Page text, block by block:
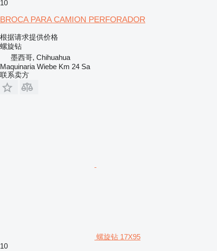
10
BROCA PARA CAMION PERFORADOR
根据请求提供价格
螺旋钻
墨西哥, Chihuahua
Maquinaria Wiebe Km 24 Sa
联系卖方
螺旋钻 17X95
10